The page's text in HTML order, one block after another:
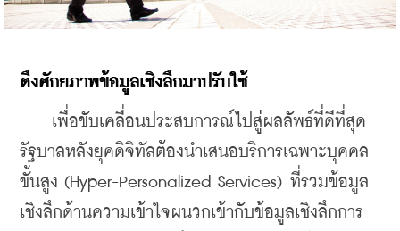
ดึงศักยภาพข้อมูลเชิงลึกมาปรับใช้
เพื่อขับเคลื่อนประสบการณ์ไปสู่ผลลัพธ์ที่ดีที่สุด
รัฐบาลหลังยุคดิจิทัลต้องนำเสนอบริการเฉพาะบุคคล
ขั้นสูง (Hyper-Personalized Services) ที่รวมข้อมูล
เชิงลึกด้านความเข้าใจผนวกเข้ากับข้อมูลเชิงลึกการ